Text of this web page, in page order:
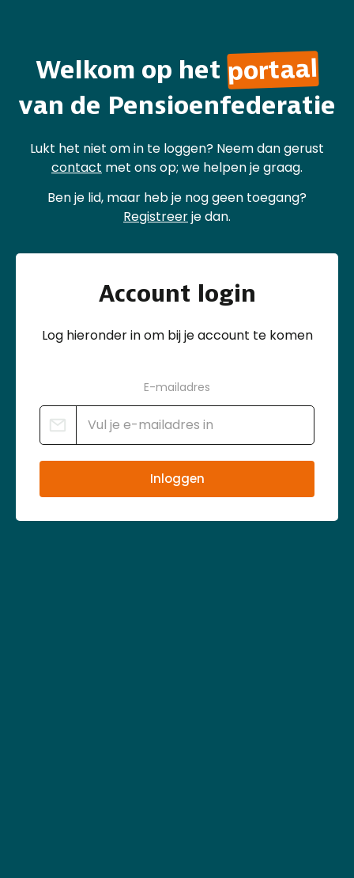
Welkom op hetportaal
van de Pensioenfederatie
Lukt het niet om in te loggen? Neem dan gerust
contact met ons op; we helpen je graag.
Ben je lid, maar heb je nog geen toegang?
Registreerje dan.
Account login
Log hieronder in om bij je account te komen
E-mailadres